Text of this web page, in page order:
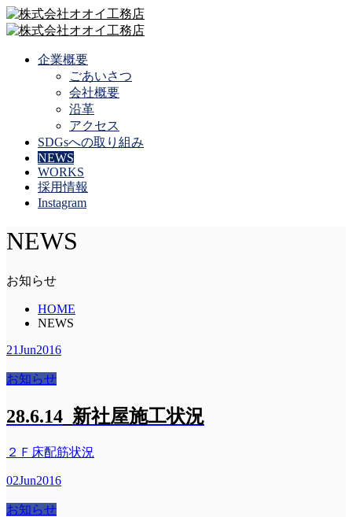
企業概要
ごあいさつ
会社概要
沿革
アクセス
SDGsへの取り組み
NEWS
WORKS
採用情報
Instagram
NEWS
お知らせ
HOME
NEWS
21Jun2016
お知らせ
28.6.14_新社屋施工状況
２Ｆ床配筋状況
02Jun2016
お知らせ